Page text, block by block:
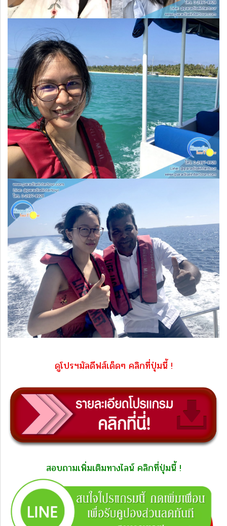
ดูโปรฯมัลดีฟส์เด็ดๆ คลิกที่ปุ่มนี้ !
สอบถามเพิ่มเติมทางไลน์ คลิกที่ปุ่มนี้ !